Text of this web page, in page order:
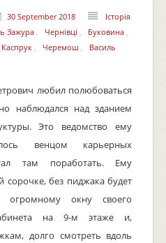
30 September 2018
Історія
Зажура, Чернівці , Буковина,
, Черемош , Василь
любил полюбоваться
наблюдался над зданием
Это ведомство ему
венцом карьерных
там поработать. Ему
сорочке, без пиджака будет
огромному окну своего
на 9-м этаже и,
долго смотреть вдоль